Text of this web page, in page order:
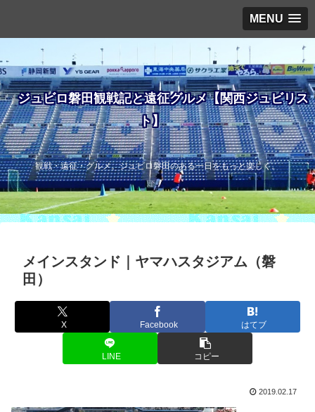
MENU
ジュビロ磐田観戦記と遠征グルメ【関西ジュビリス
ト】
観戦・遠征・グルメ。ジュビロ磐田のある一日をもっと楽しく。
メインスタンド｜ヤマハスタジアム（磐
田）
X Facebook はてブ
LINE コピー
2019.02.17